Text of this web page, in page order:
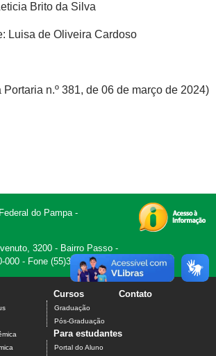
Brito da Silva
Luisa de Oliveira Cardoso
Portaria n.º 381, de 06 de março de 2024)
do Pampa -
3200 - Bairro Passo -
- Fone (55)3430-9850
Cursos
Graduação
Pós-Graduação
Contato
Para estudantes
Portal do Aluno